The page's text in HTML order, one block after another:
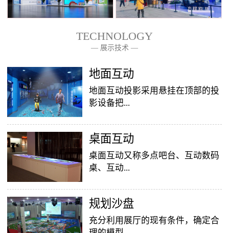
TECHNOLOGY
— 展示技术 —
地面互动
地面互动投影采用悬挂在顶部的投
影设备把...
影像效果投射到地面，当参访着走
至投影区域时，通过系统识别，参
访者可以直接使用双脚或动作与投
效果就会随着你的脚步产生相应的
变幻。地面互动投影系统是集虚拟
互动投影项目，包括水波纹、翻
桌面互动
桌面互动又称多点吧台、互动数码
桌、互动...
投影桌面，让普通的吧台（桌面）
变成一个多媒体互动娱乐游戏消费
平台，图文并茂，形式新颖，令桌
​规划沙盘
充分利用展厅的现有条件，确定合